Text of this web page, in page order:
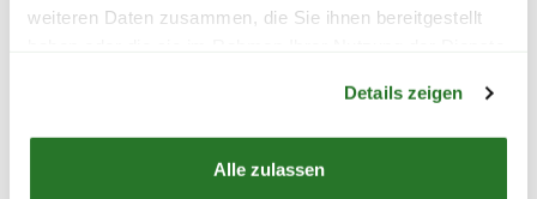
weiteren Daten zusammen, die Sie ihnen bereitgestellt
Details zeigen
Alle zulassen